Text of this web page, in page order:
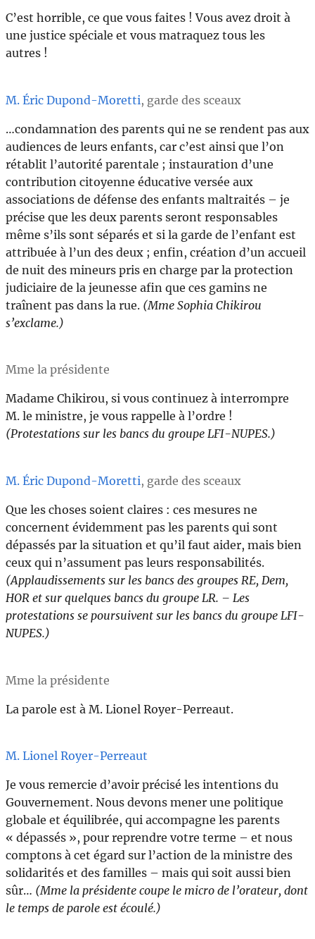
C’est horrible, ce que vous faites ! Vous avez droit à
une justice spéciale et vous matraquez tous les
autres !
M. Éric Dupond-Moretti, garde des sceaux
…condamnation des parents qui ne se rendent pas aux
audiences de leurs enfants, car c’est ainsi que l’on
rétablit l’autorité parentale ; instauration d’une
contribution citoyenne éducative versée aux
associations de défense des enfants maltraités – je
précise que les deux parents seront responsables
même s’ils sont séparés et si la garde de l’enfant est
attribuée à l’un des deux ; enfin, création d’un accueil
de nuit des mineurs pris en charge par la protection
judiciaire de la jeunesse afin que ces gamins ne
traînent pas dans la rue. (Mme Sophia Chikirou
s’exclame.)
Mme la présidente
Madame Chikirou, si vous continuez à interrompre
M. le ministre, je vous rappelle à l’ordre !
(Protestations sur les bancs du groupe LFI-NUPES.)
M. Éric Dupond-Moretti, garde des sceaux
Que les choses soient claires : ces mesures ne
concernent évidemment pas les parents qui sont
dépassés par la situation et qu’il faut aider, mais bien
ceux qui n’assument pas leurs responsabilités.
(Applaudissements sur les bancs des groupes RE, Dem,
HOR et sur quelques bancs du groupe LR. – Les
protestations se poursuivent sur les bancs du groupe LFI-
NUPES.)
Mme la présidente
La parole est à M. Lionel Royer-Perreaut.
M. Lionel Royer-Perreaut
Je vous remercie d’avoir précisé les intentions du
Gouvernement. Nous devons mener une politique
globale et équilibrée, qui accompagne les parents
« dépassés », pour reprendre votre terme – et nous
comptons à cet égard sur l’action de la ministre des
solidarités et des familles – mais qui soit aussi bien
sûr… (Mme la présidente coupe le micro de l’orateur, dont
le temps de parole est écoulé.)